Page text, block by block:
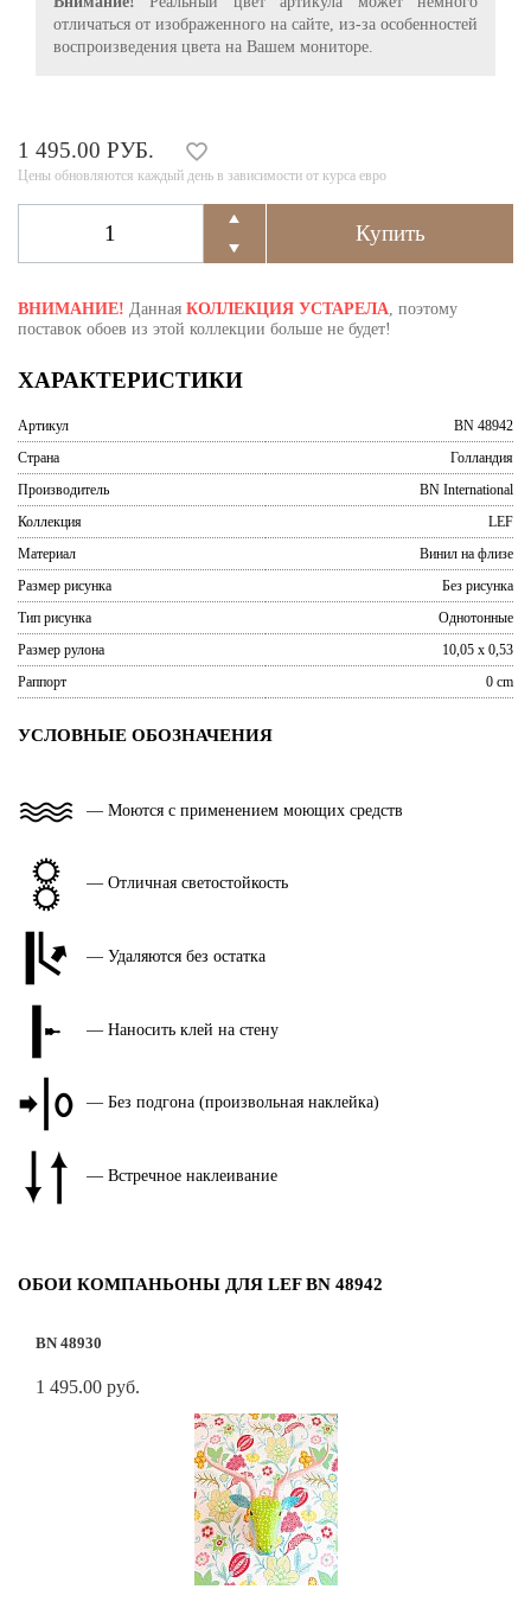
отличаться от изображенного на сайте, из-за особенностей
воспроизведения цвета на Вашем мониторе.
1 495.00 РУБ.
Цены обновляются каждый день в зависимости от курса евро
ВНИМАНИЕ! Данная КОЛЛЕКЦИЯ УСТАРЕЛА , поэтому
поставок обоев из этой коллекции больше не будет!
ХАРАКТЕРИСТИКИ
Артикул
BN 48942
Страна
Голландия
Производитель
BN International
Коллекция
LEF
Материал
Винил на флизе
Размер рисунка
Без рисунка
Тип рисунка
Однотонные
Размер рулона
10,05 x 0,53
Раппорт
0 cm
УСЛОВНЫЕ ОБОЗНАЧЕНИЯ
— Моются с применением моющих средств
— Отличная светостойкость
— Удаляются без остатка
— Наносить клей на стену
— Без подгона (произвольная наклейка)
— Встречное наклеивание
ОБОИ КОМПАНЬОНЫ ДЛЯ LEF BN 48942
BN 48930
1 495.00 руб.